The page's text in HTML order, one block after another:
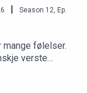
| Season 12, Ep.
mange følelser.
verste
fra